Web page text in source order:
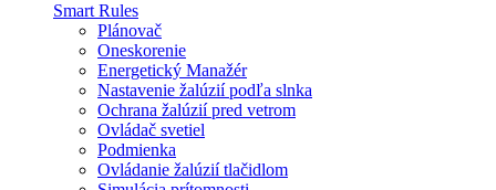
Smart Rules
Plánovač
Oneskorenie
Energetický Manažér
Nastavenie žalúzií podľa slnka
Ochrana žalúzií pred vetrom
Ovládač svetiel
Podmienka
Ovládanie žalúzií tlačidlom